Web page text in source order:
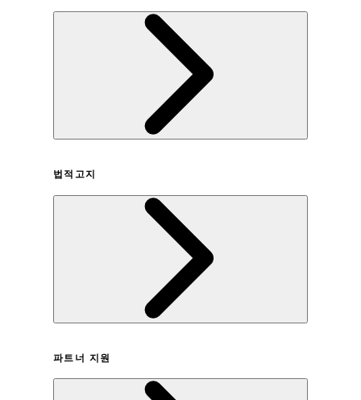
법적고지
개인정보취급방침
파트너 지원